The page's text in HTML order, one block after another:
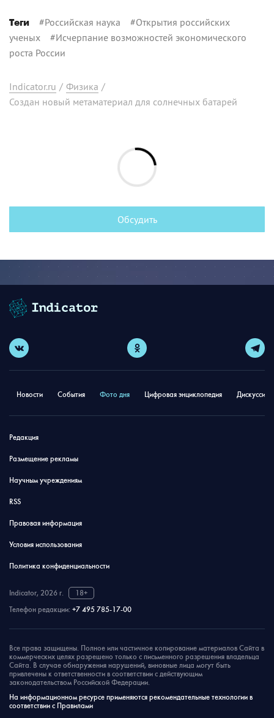
Теги #Российская наука #Открытия российских
ученых #Исчерпание возможностей экономического
роста России
Indicator.ru / Физика /
Создан новый метаматериал для солнечных батарей
Обсудить
Новости События Фото дня Цифровая энциклопедия
Редакция
Размещение рекламы
Научным учреждениям
RSS
Правовая информация
Условия использования
Политика конфиденциальности
Indicator, 2026 г.
18+
Телефон редакции: +7 495 785-17-00
Все права защищены. Полное или частичное копирование материалов Сайта в
коммерческих целях разрешено только с письменного разрешения владельца
Сайта. В случае обнаружения нарушений, виновные лица могут быть
привлечены к ответственности в соответствии с действующим
законодательством Российской Федерации.
На информационном ресурсе применяются рекомендательные технологии в
соответствии с Правилами